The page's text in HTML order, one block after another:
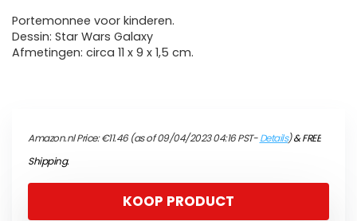
Portemonnee voor kinderen.
Dessin: Star Wars Galaxy
Afmetingen: circa 11 x 9 x 1,5 cm.
Amazon.nl Price:€11.46(as of 09/04/2023 04:16 PST-Details)&FREE
Shipping.
KOOP PRODUCT